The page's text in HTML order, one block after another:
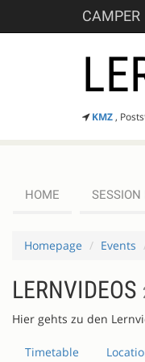
CAMPER
KMZ,
HOME SESSION
Homepage Events
LERNVIDEOS
Hier gehts zu den
Timetable